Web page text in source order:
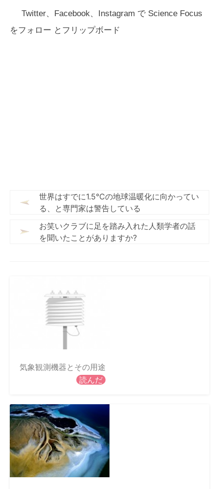
Twitter、Facebook、Instagram で Science Focus
をフォロー とフリップボード
世界はすでに1.5°Cの地球温暖化に向かってい
る、と専門家は警告している
お笑いクラブに足を踏み入れた人類学者の話
を聞いたことがありますか?
気象観測機器とその用途
読んだ